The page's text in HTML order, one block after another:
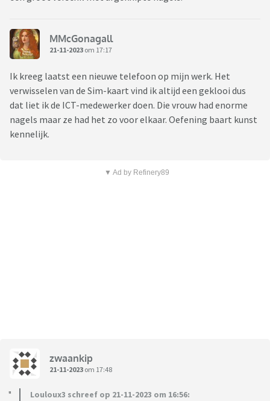
MMcGonagall
21-11-2023 om 17:17
Ik kreeg laatst een nieuwe telefoon op mijn werk. Het
verwisselen van de Sim-kaart vind ik altijd een geklooi dus
dat liet ik de ICT-medewerker doen. Die vrouw had enorme
nagels maar ze had het zo voor elkaar. Oefening baart kunst
kennelijk.
▼ Ad by Refinery89
zwaankip
21-11-2023 om 17:48
Louloux3 schreef op 21-11-2023 om 16:56: